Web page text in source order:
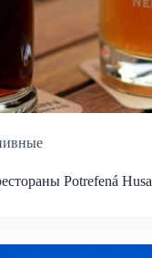
Potrefená Husa